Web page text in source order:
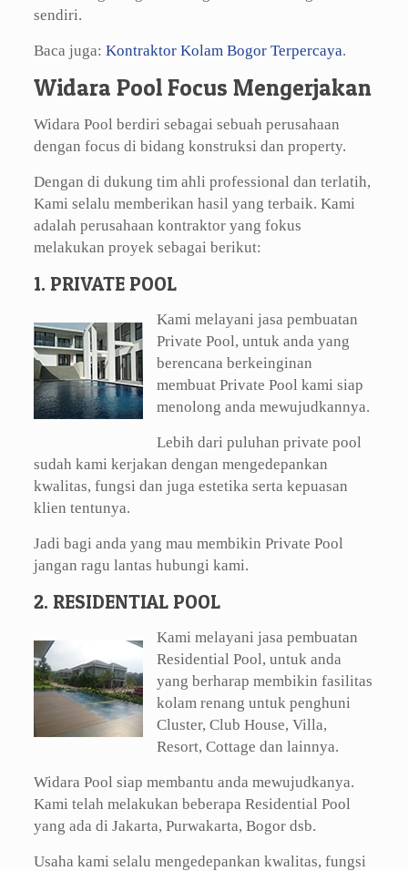
sendiri.
Baca juga: Kontraktor Kolam Bogor Terpercaya.
Widara Pool Focus Mengerjakan
Widara Pool berdiri sebagai sebuah perusahaan
dengan focus di bidang konstruksi dan property.
Dengan di dukung tim ahli professional dan terlatih,
Kami selalu memberikan hasil yang terbaik. Kami
adalah perusahaan kontraktor yang fokus
melakukan proyek sebagai berikut:
1. PRIVATE POOL
Kami melayani jasa pembuatan
Private Pool, untuk anda yang
berencana berkeinginan
membuat Private Pool kami siap
menolong anda mewujudkannya.
Lebih dari puluhan private pool
sudah kami kerjakan dengan mengedepankan
kwalitas, fungsi dan juga estetika serta kepuasan
klien tentunya.
Jadi bagi anda yang mau membikin Private Pool
jangan ragu lantas hubungi kami.
2. RESIDENTIAL POOL
Kami melayani jasa pembuatan
Residential Pool, untuk anda
yang berharap membikin fasilitas
kolam renang untuk penghuni
Cluster, Club House, Villa,
Resort, Cottage dan lainnya.
Widara Pool siap membantu anda mewujudkanya.
Kami telah melakukan beberapa Residential Pool
yang ada di Jakarta, Purwakarta, Bogor dsb.
Usaha kami selalu mengedepankan kwalitas, fungsi